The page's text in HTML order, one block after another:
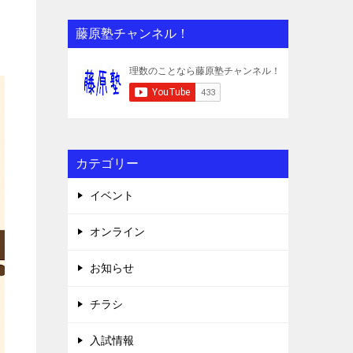
藤原塾チャンネル！
カテゴリー
イベント
オンライン
お知らせ
チラシ
入試情報